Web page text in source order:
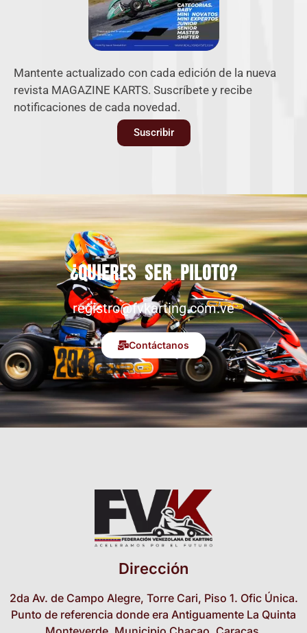
Mantente actualizado con cada edición de la nueva
revista MAGAZINE KARTS. Suscríbete y recibe
notificaciones de cada novedad.
Suscribir
¿Quieres ser piloto?
registro@fvkarting.com.ve
Contáctanos
Dirección
2da Av. de Campo Alegre, Torre Cari, Piso 1. Ofic Única.
Punto de referencia donde era Antiguamente La Quinta